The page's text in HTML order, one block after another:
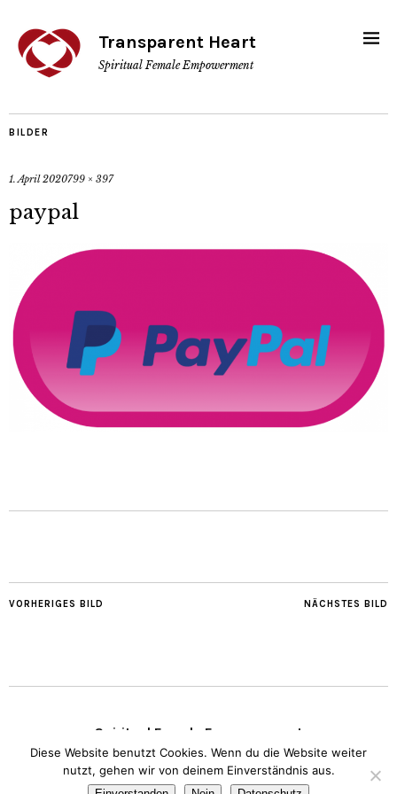
Transparent Heart
Spiritual Female Empowerment
BILDER
1. April 2020799 × 397
paypal
NÄCHSTES BILD
VORHERIGES BILD
Spiritual Female Empowerment
Copyright © 2020 Transparent Heart. ImpressumIDatenschutz
Diese Website benutzt Cookies. Wenn du die Website weiter
nutzt, gehen wir von deinem Einverständnis aus.